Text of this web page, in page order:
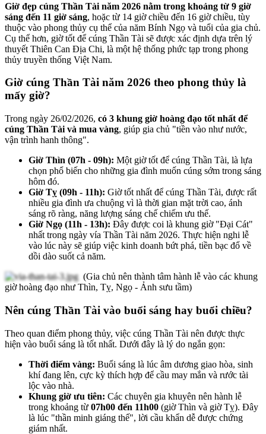
Giờ đẹp cúng Thần Tài năm 2026 nằm trong khoảng từ 9 giờ
sáng đến 11 giờ sáng, hoặc từ 14 giờ chiều đến 16 giờ chiều, tùy
thuộc vào phong thủy cụ thể của năm Bính Ngọ và tuổi của gia chủ.
Cụ thể hơn, giờ tốt để cúng Thần Tài sẽ được xác định dựa trên lý
thuyết Thiên Can Địa Chi, là một hệ thống phức tạp trong phong
thủy truyền thống Việt Nam.
Giờ cúng Thần Tài năm 2026 theo phong thủy là
mấy giờ?
Trong ngày 26/02/2026, có 3 khung giờ hoàng đạo tốt nhất để
cúng Thần Tài và mua vàng, giúp gia chủ "tiền vào như nước,
vận trình hanh thông".
Giờ Thìn (07h - 09h): Một giờ tốt để cúng Thần Tài, là lựa
chọn phổ biến cho những gia đình muốn cúng sớm trong sáng
hôm đó.
Giờ Tỵ (09h - 11h): Giờ tốt nhất để cúng Thần Tài, được rất
nhiều gia đình ưa chuộng vì là thời gian mặt trời cao, ánh
sáng rõ ràng, năng lượng sáng chế chiếm ưu thế.
Giờ Ngọ (11h - 13h): Đây được coi là khung giờ "Đại Cát"
nhất trong ngày vía Thần Tài năm 2026. Thực hiện nghi lễ
vào lúc này sẽ giúp việc kinh doanh bứt phá, tiền bạc đổ về
dồi dào suốt cả năm.
(Gia chủ nên thành tâm hành lễ vào các khung
giờ hoàng đạo như Thìn, Tỵ, Ngọ - Ảnh sưu tầm)
Nên cúng Thần Tài vào buổi sáng hay buổi chiều?
Theo quan điểm phong thủy, việc cúng Thần Tài nên được thực
hiện vào buổi sáng là tốt nhất. Dưới đây là lý do ngắn gọn:
Thời điểm vàng: Buổi sáng là lúc âm dương giao hòa, sinh
khí đang lên, cực kỳ thích hợp để cầu may mắn và rước tài
lộc vào nhà.
Khung giờ ưu tiên: Các chuyên gia khuyên nên hành lễ
trong khoảng từ 07h00 đến 11h00 (giờ Thìn và giờ Tỵ). Đây
là lúc "thần minh giáng thế", lời cầu khẩn dễ được chứng
giám nhất.